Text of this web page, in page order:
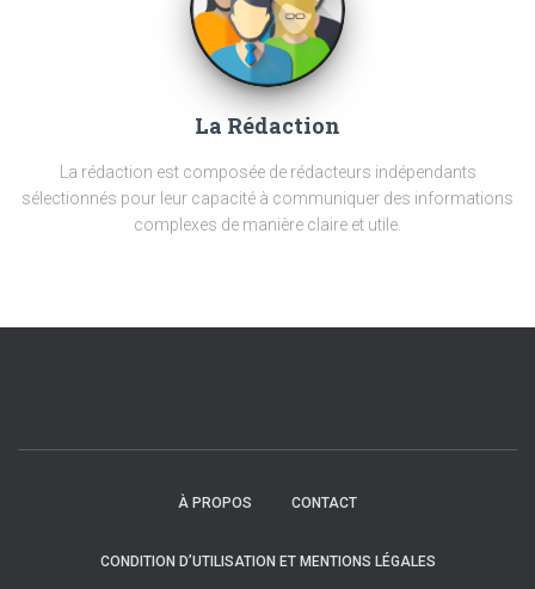
La Rédaction
La rédaction est composée de rédacteurs indépendants
sélectionnés pour leur capacité à communiquer des informations
complexes de manière claire et utile.
À PROPOS CONTACT
CONDITION D’UTILISATION ET MENTIONS LÉGALES